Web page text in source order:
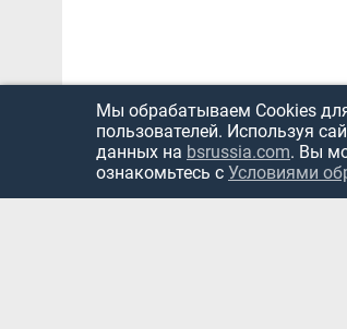
Мы обрабатываем Cookies
пользователей. Используя
данных на bsrussia.com. Вы
ознакомьтесь с Условиями